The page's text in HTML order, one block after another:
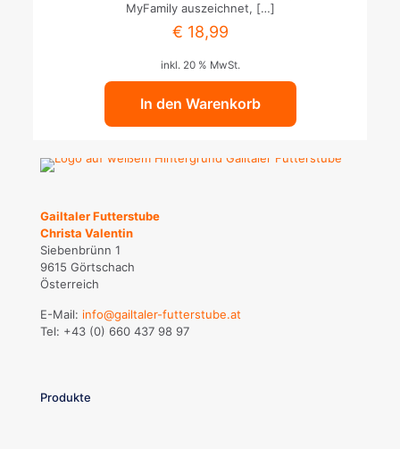
MyFamily auszeichnet, […]
€ 18,99
inkl. 20 % MwSt.
In den Warenkorb
Gailtaler Futterstube
Christa Valentin
Siebenbrünn 1
9615 Görtschach
Österreich
E-Mail: info@gailtaler-futterstube.at
Tel: +43 (0) 660 437 98 97
Produkte